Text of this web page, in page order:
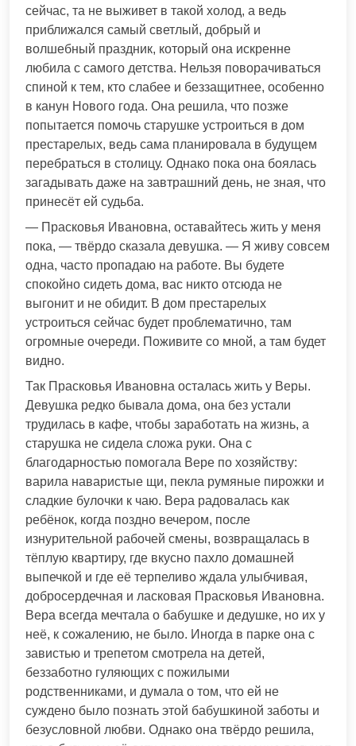
сейчас, та не выживет в такой холод, а ведь
приближался самый светлый, добрый и
волшебный праздник, который она искренне
любила с самого детства. Нельзя поворачиваться
спиной к тем, кто слабее и беззащитнее, особенно
в канун Нового года. Она решила, что позже
попытается помочь старушке устроиться в дом
престарелых, ведь сама планировала в будущем
перебраться в столицу. Однако пока она боялась
загадывать даже на завтрашний день, не зная, что
принесёт ей судьба.
— Прасковья Ивановна, оставайтесь жить у меня
пока, — твёрдо сказала девушка. — Я живу совсем
одна, часто пропадаю на работе. Вы будете
спокойно сидеть дома, вас никто отсюда не
выгонит и не обидит. В дом престарелых
устроиться сейчас будет проблематично, там
огромные очереди. Поживите со мной, а там будет
видно.
Так Прасковья Ивановна осталась жить у Веры.
Девушка редко бывала дома, она без устали
трудилась в кафе, чтобы заработать на жизнь, а
старушка не сидела сложа руки. Она с
благодарностью помогала Вере по хозяйству:
варила наваристые щи, пекла румяные пирожки и
сладкие булочки к чаю. Вера радовалась как
ребёнок, когда поздно вечером, после
изнурительной рабочей смены, возвращалась в
тёплую квартиру, где вкусно пахло домашней
выпечкой и где её терпеливо ждала улыбчивая,
добросердечная и ласковая Прасковья Ивановна.
Вера всегда мечтала о бабушке и дедушке, но их у
неё, к сожалению, не было. Иногда в парке она с
завистью и трепетом смотрела на детей,
беззаботно гуляющих с пожилыми
родственниками, и думала о том, что ей не
суждено было познать этой бабушкиной заботы и
безусловной любви. Однако она твёрдо решила,